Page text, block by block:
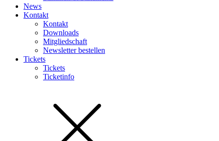
News
Kontakt
Kontakt
Downloads
Mitgliedschaft
Newsletter bestellen
Tickets
Tickets
Ticketinfo